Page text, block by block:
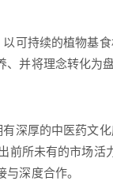
以可持续的植物基
并将理念转化为
有深厚的中医药文
前所未有的市场活
深度合作。